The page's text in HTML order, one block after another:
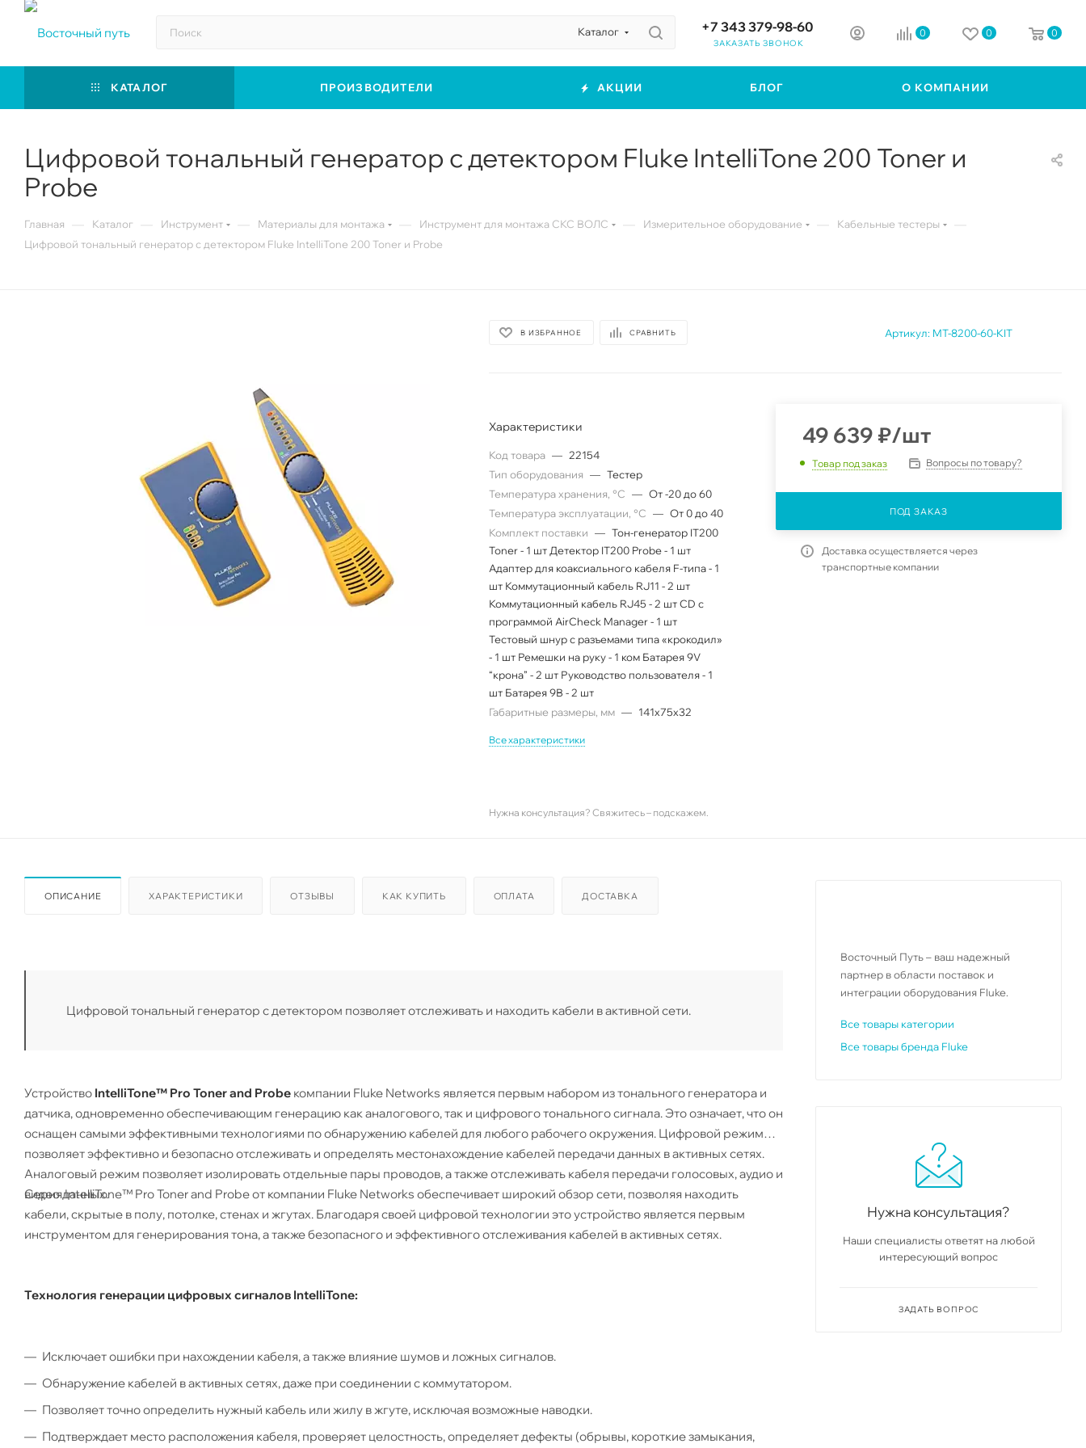
Каталог +7 343 379-98-60
ЗАКАЗАТЬ ЗВОНОК
0 0 0
КАТАЛОГ ПРОИЗВОДИТЕЛИ АКЦИИ БЛОГ О КОМПАНИИ
Цифровой тональный генератор с детектором Fluke IntelliTone 200 Toner и
Probe
Главная Каталог Инструмент Материалы для монтажа Инструмент для монтажа СКС ВОЛС Измерительное оборудование Кабельные тестеры
Цифровой тональный генератор с детектором Fluke IntelliTone 200 Toner и Probe
В ИЗБРАННОЕ СРАВНИТЬ Артикул: MT-8200-60-KIT
Характеристики
Код товара — 22154
Тип оборудования — Тестер
Температура хранения, °C — От -20 до 60
Температура эксплуатации, °C — От 0 до 40
Комплект поставки — Тон-генератор IT200
Toner - 1 шт Детектор IT200 Probe - 1 шт
Адаптер для коаксиального кабеля F-типа - 1
шт Коммутационный кабель RJ11 - 2 шт
Коммутационный кабель RJ45 - 2 шт СD с
программой AirCheck Manager - 1 шт
Тестовый шнур с разъемами типа «крокодил»
- 1 шт Ремешки на руку - 1 ком Батарея 9V
“крона” - 2 шт Руководство пользователя - 1
шт Батарея 9В - 2 шт
Габаритные размеры, мм — 141х75х32
Все характеристики
49 639 ₽/шт
Товар под заказ Вопросы по товару?
ПОД ЗАКАЗ
Доставка осуществляется через
транспортные компании
Нужна консультация? Свяжитесь – подскажем.
ОПИСАНИЕ ХАРАКТЕРИСТИКИ ОТЗЫВЫ КАК КУПИТЬ ОПЛАТА ДОСТАВКА
Цифровой тональный генератор с детектором позволяет отслеживать и находить кабели в активной сети.
Устройство IntelliTone™ Pro Toner and Probe компании Fluke Networks является первым набором из тонального генератора и
датчика, одновременно обеспечивающим генерацию как аналогового, так и цифрового тонального сигнала. Это означает, что он
оснащен самыми эффективными технологиями по обнаружению кабелей для любого рабочего окружения. Цифровой режим
позволяет эффективно и безопасно отслеживать и определять местонахождение кабелей передачи данных в активных сетях.
Аналоговый режим позволяет изолировать отдельные пары проводов, а также отслеживать кабеля передачи голосовых, аудио и
видео данных.
Серия IntelliTone™ Pro Toner and Probe от компании Fluke Networks обеспечивает широкий обзор сети, позволяя находить
кабели, скрытые в полу, потолке, стенах и жгутах. Благодаря своей цифровой технологии это устройство является первым
инструментом для генерирования тона, а также безопасного и эффективного отслеживания кабелей в активных сетях.
Технология генерации цифровых сигналов IntelliTone:
Исключает ошибки при нахождении кабеля, а также влияние шумов и ложных сигналов.
Обнаружение кабелей в активных сетях, даже при соединении с коммутатором.
Позволяет точно определить нужный кабель или жилу в жгуте, исключая возможные наводки.
Подтверждает место расположения кабеля, проверяет целостность, определяет дефекты (обрывы, короткие замыкания,
Восточный Путь – ваш надежный
партнер в области поставок и
интеграции оборудования Fluke.
Все товары категории
Все товары бренда Fluke
Нужна консультация?
Наши специалисты ответят на любой
интересующий вопрос
ЗАДАТЬ ВОПРОС